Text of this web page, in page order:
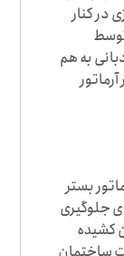
در کنار
به هم
بستر
جلوگیری
کشیده